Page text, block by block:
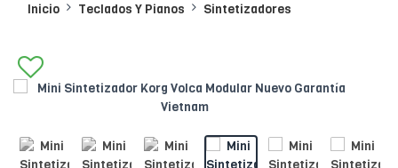
Inicio Teclados Y Pianos Sintetizadores